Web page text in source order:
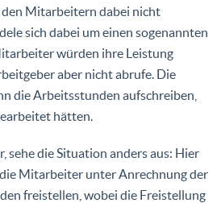
Mitarbeitern dabei nicht
sich dabei um einen sogenannten
würden ihre Leistung
aber nicht abrufe. Die
die Arbeitsstunden aufschreiben,
hätten.
sehe die Situation anders aus: Hier
Mitarbeiter unter Anrechnung der
freistellen, wobei die Freistellung